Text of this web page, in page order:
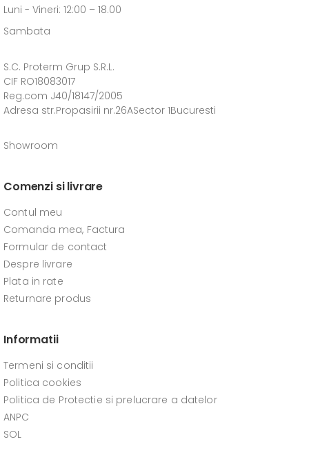
Luni - Vineri: 12:00 – 18.00
Sambata
S.C. Proterm Grup S.R.L.
CIF RO18083017
Reg.com J40/18147/2005
Adresa str.Propasirii nr.26ASector 1Bucuresti
Showroom
Comenzi si livrare
Contul meu
Comanda mea, Factura
Formular de contact
Despre livrare
Plata in rate
Returnare produs
Informatii
Termeni si conditii
Politica cookies
Politica de Protectie si prelucrare a datelor
ANPC
SOL